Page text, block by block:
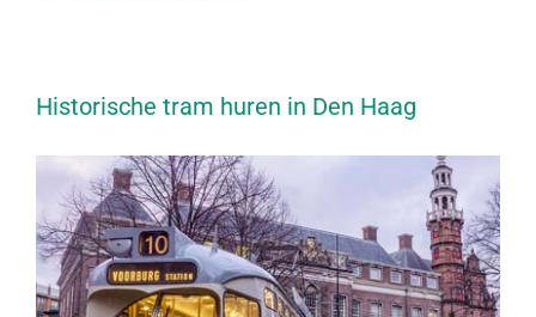
Historische tram huren in Den Haag